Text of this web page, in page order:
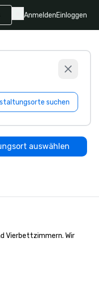
AnmeldenEinloggen
suchen
auswählen
Vierbettzimmern. Wir